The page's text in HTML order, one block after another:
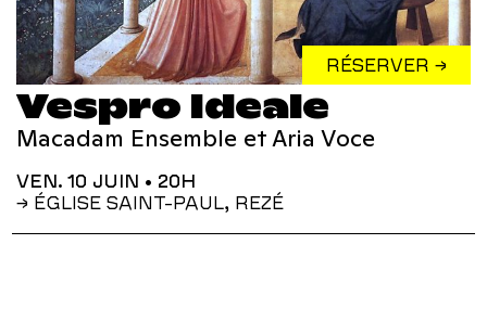
RÉSERVER →
Vespro Ideale
Macadam Ensemble et Aria Voce
VEN. 10 JUIN • 20H
→ ÉGLISE SAINT-PAUL, REZÉ